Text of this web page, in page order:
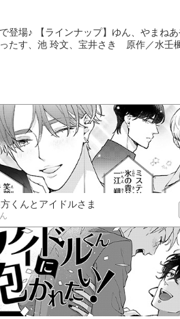
登場♪ 【ラインナップ】ゆん、やまね
たす、池 玲文、宝井さき 原作／水壬
くんとアイドルさま